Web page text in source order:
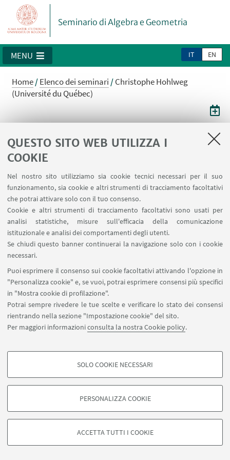
QUESTO SITO WEB UTILIZZA I
COOKIE
Nel nostro sito utilizziamo sia cookie tecnici necessari per il suo
funzionamento, sia cookie e altri strumenti di tracciamento facoltativi
che potrai attivare solo con il tuo consenso.
Cookie e altri strumenti di tracciamento facoltativi sono usati per
analisi statistiche, misure sull'efficacia della comunicazione
istituzionale e analisi dei comportamenti degli utenti.
Se chiudi questo banner continuerai la navigazione solo con i cookie
necessari.
Puoi esprimere il consenso sui cookie facoltativi attivando l'opzione in
"Personalizza cookie" e, se vuoi, potrai esprimere consensi più specifici
in "Mostra cookie di profilazione".
Potrai sempre rivedere le tue scelte e verificare lo stato dei consensi
rientrando nella sezione "Impostazione cookie" del sito.
Per maggiori informazioniconsulta la nostra Cookie policy.
COOKIE DI PROFILAZIONE - FACOLTATIVI
degli utenti, creare profili in base al loro comportamento sul sito, per analisi
di marketing.
Google/Youtube Video
SOLO COOKIE NECESSARI
PERSONALIZZA COOKIE
ACCETTA TUTTI I COOKIE
Seminario di Algebra e Geometria
IT EN
MENU
Home/Elenco dei seminari /Christophe Hohlweg
(Université du Québec)
Christophe Hohlweg (Université du
Québec)
Shi arrangement and low element
DATA: 30 MARZO2023dalle 11:15 alle 13:00
LUOGO:Seminario II, ore 11:15
©Copyright 2026 - ALMA MATER STUDIORUM - Università di
Privacy- Note legali-Impostazioni Cookie